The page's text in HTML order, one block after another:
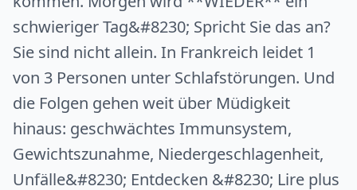
schwieriger Tag&#8230; Spricht Sie das an?
Sie sind nicht allein. In Frankreich leidet 1
von 3 Personen unter Schlafstörungen. Und
die Folgen gehen weit über Müdigkeit
hinaus: geschwächtes Immunsystem,
Gewichtszunahme, Niedergeschlagenheit,
Unfälle&#8230; Entdecken &#8230; Lire plus